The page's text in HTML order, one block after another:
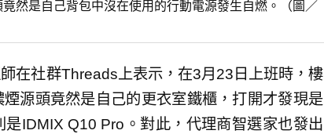
然是自己背包中沒在使用的行動電源發生自燃。（圖／
在社群Threads上表示，在3月23日上班時，樓
源頭竟然是自己的更衣室鐵櫃，打開才發現是
IDMIX Q10 Pro。對此，代理商智選家也發出